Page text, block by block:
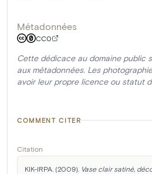
Métadonnées
CC0
Cette dédicace au domaine public
aux métadonnées. Les
avoir leur propre licence ou statut
COMMENT CITER
Citation
KIK-IRPA. (2009). Vase clair satiné,